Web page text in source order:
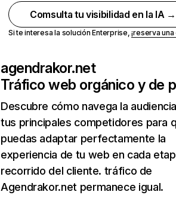
Comsulta tu visibilidad en la IA →
Si te interesa la solución Enterprise,¡reserva
agendrakor.net
Tráfico web orgánico y de
Descubre cómo navega la
tus principales competidores para
puedas adaptar perfectamente la
experiencia de tu web en cada
recorrido del cliente. tráfico de
Agendrakor.net permanece igual.